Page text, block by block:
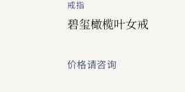
戒指
碧玺橄榄叶女戒
价格请咨询